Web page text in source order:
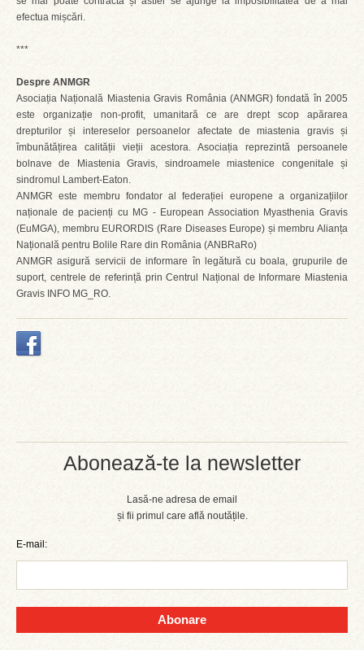
Abonează-te la newsletter
Lasă-ne adresa de email
și fii primul care află noutățile.
E-mail:
Abonare
efectua mișcări.
***
Despre ANMGR
Asociația Națională Miastenia Gravis România (ANMGR) fondată în 2005
este organizație non-profit, umanitară ce are drept scop apărarea
drepturilor și intereselor persoanelor afectate de miastenia gravis și
îmbunătățirea calității vieții acestora. Asociația reprezintă persoanele
bolnave de Miastenia Gravis, sindroamele miastenice congenitale și
sindromul Lambert-Eaton.
ANMGR este membru fondator al federației europene a organizațiilor
naționale de pacienți cu MG - European Association Myasthenia Gravis
(EuMGA), membru EURORDIS (Rare Diseases Europe) și membru Alianța
Națională pentru Bolile Rare din România (ANBRaRo)
ANMGR asigură servicii de informare în legătură cu boala, grupurile de
suport, centrele de referință prin Centrul Național de Informare Miastenia
Gravis INFO MG_RO.